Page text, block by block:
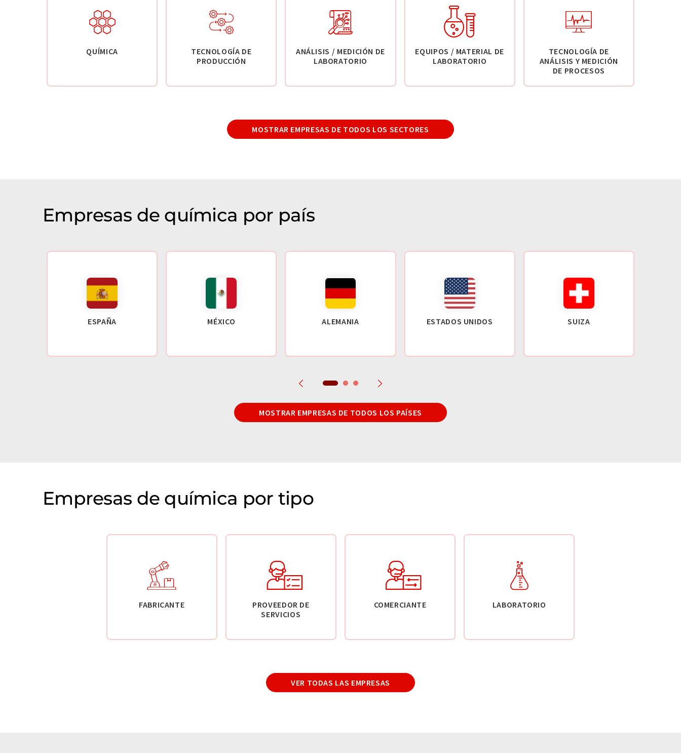
QUÍMICA
TECNOLOGÍA DE
PRODUCCIÓN
ANÁLISIS / MEDICIÓN DE
LABORATORIO
EQUIPOS / MATERIAL DE
LABORATORIO
TECNOLOGÍA DE
ANÁLISIS Y MEDICIÓN
DE PROCESOS
MOSTRAR EMPRESAS DE TODOS LOS SECTORES
Empresas de química por país
ESPAÑA MÉXICO ALEMANIA ESTADOS UNIDOS SUIZA
MOSTRAR EMPRESAS DE TODOS LOS PAÍSES
Empresas de química por tipo
FABRICANTE
PROVEEDOR DE
SERVICIOS
COMERCIANTE LABORATORIO
VER TODAS LAS EMPRESAS